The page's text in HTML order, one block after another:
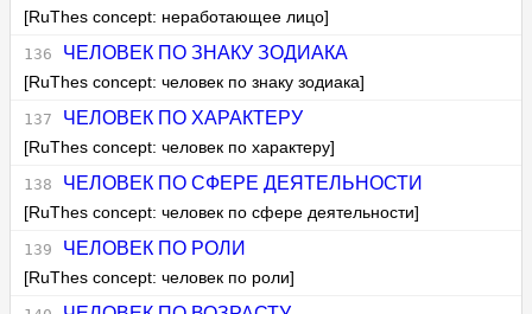
[RuThes concept: неработающее лицо]
ЧЕЛОВЕК ПО ЗНАКУ ЗОДИАКА
[RuThes concept: человек по знаку зодиака]
ЧЕЛОВЕК ПО ХАРАКТЕРУ
[RuThes concept: человек по характеру]
ЧЕЛОВЕК ПО СФЕРЕ ДЕЯТЕЛЬНОСТИ
[RuThes concept: человек по сфере деятельности]
ЧЕЛОВЕК ПО РОЛИ
[RuThes concept: человек по роли]